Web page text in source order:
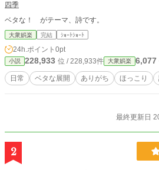
四季
ベタな！ がテーマ、詩です。
大衆娯楽 完結 ｼｮｰﾄｼｮｰﾄ
24h.ポイント 0pt
小説 228,933 位 / 228,933件 大衆娯楽 6,077
日常 ベタな展開 ありがち ほっこり
最終更新日
2